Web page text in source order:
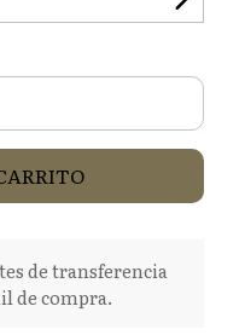
de transferencia
de compra.